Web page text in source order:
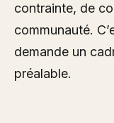
contrainte, de
communauté.
demande un
préalable.